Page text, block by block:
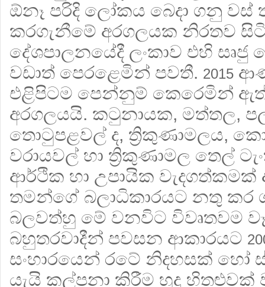
ඕනෑ පරිදි ලෝකය බෙදා ගනු වස්
කරගැනීමේ අරගලයක නිරතව
දේශපාලනයේදී ලංකාව එහි
වඩාත් පෙරළෙමින් පවතී. 2015
එළිපිටම පෙන්නුම් කෙරෙමින්
අරගලයයි. කටුනායක, මත්තල,
තොටුපළවල් ද, ත්‍රිකුණාමලය,
වරායවල් හා ත්‍රිකුණාමල තෙල්
ආර්ථික හා උපායික වැදගත්කමක්
තමන්ගේ බලාධිකාරයට නතු කර
බලවත්හු මේ වනවිට විවෘතවම
බහුතරවාදීන් පවසන ආකාරයට
සංහාරයෙන් රටේ නිදහසක් හෝ
යැයි කල්පනා කිරීම හුදු හිතළුවක්